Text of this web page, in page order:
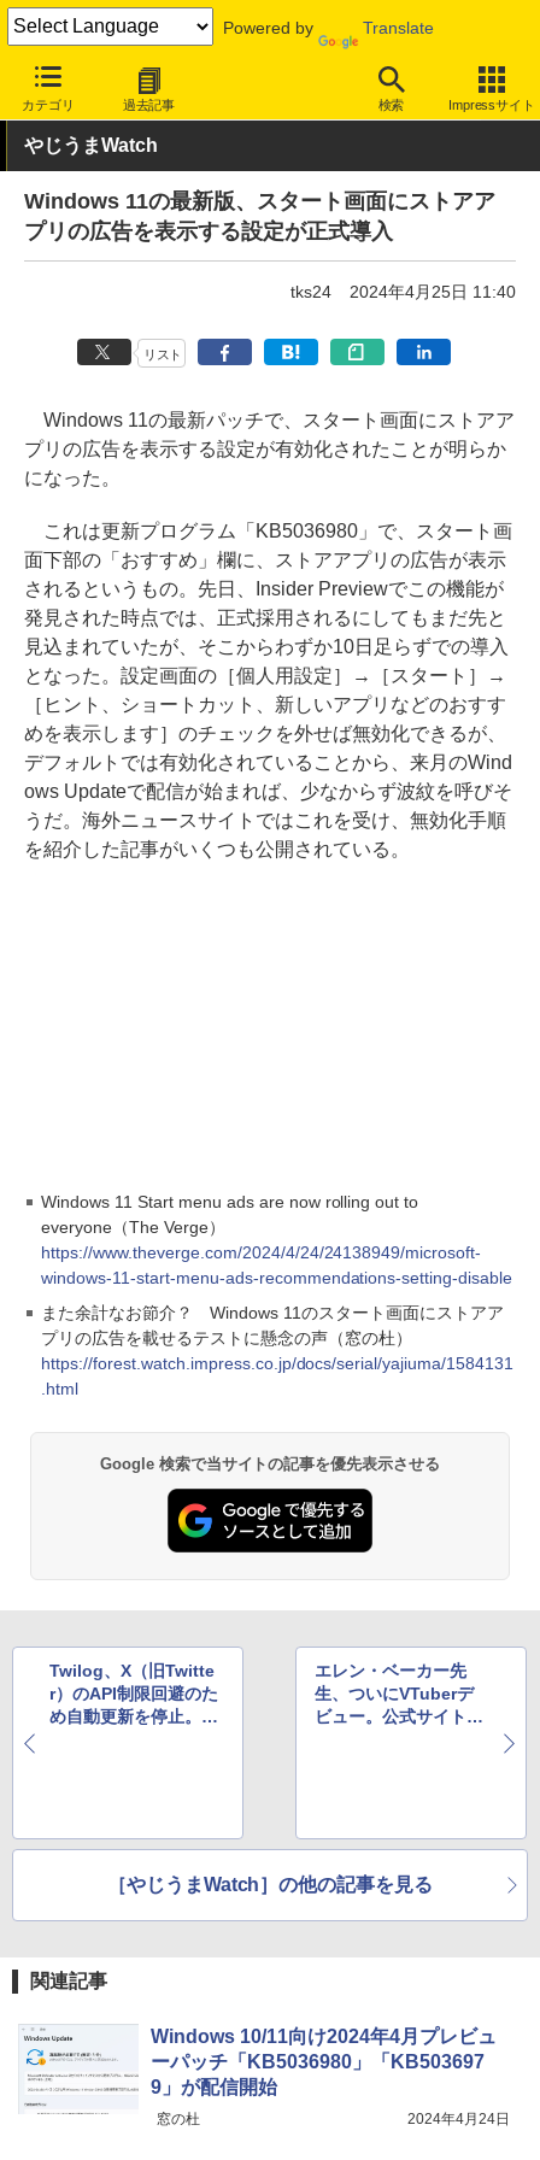
Powered by Translate
カテゴリ 過去記事 検索 Impressサイト
INTERNET Watch サービス/ソフト ソフトウェア OS
やじうまWatch
Windows 11の最新版、スタート画面にストアア
プリの広告を表示する設定が正式導入
tks24 2024年4月25日 11:40
リスト
Windows 11の最新パッチで、スタート画面にストアア
プリの広告を表示する設定が有効化されたことが明らか
になった。
これは更新プログラム「KB5036980」で、スタート画
面下部の「おすすめ」欄に、ストアアプリの広告が表示
されるというもの。先日、Insider Previewでこの機能が
発見された時点では、正式採用されるにしてもまだ先と
見込まれていたが、そこからわずか10日足らずでの導入
となった。設定画面の［個人用設定］→［スタート］→
［ヒント、ショートカット、新しいアプリなどのおすす
めを表示します］のチェックを外せば無効化できるが、
デフォルトでは有効化されていることから、来月のWind
ows Updateで配信が始まれば、少なからず波紋を呼びそ
うだ。海外ニュースサイトではこれを受け、無効化手順
を紹介した記事がいくつも公開されている。
Windows 11 Start menu ads are now rolling out to
everyone（The Verge）
https://www.theverge.com/2024/4/24/24138949/microsoft-
windows-11-start-menu-ads-recommendations-setting-disable
また余計なお節介？ Windows 11のスタート画面にストアア
プリの広告を載せるテストに懸念の声（窓の杜）
https://forest.watch.impress.co.jp/docs/serial/yajiuma/1584131
.html
Google 検索で当サイトの記事を優先表示させる
Twilog、X（旧Twitte
r）のAPI制限回避のた
め自動更新を停止。今
エレン・ベーカー先
生、ついにVTuberデ
ビュー。公式サイトで
［やじうまWatch］の他の記事を見る
関連記事
Windows 10/11向け2024年4月プレビュ
ーパッチ「KB5036980」「KB503697
9」が配信開始
窓の杜 2024年4月24日